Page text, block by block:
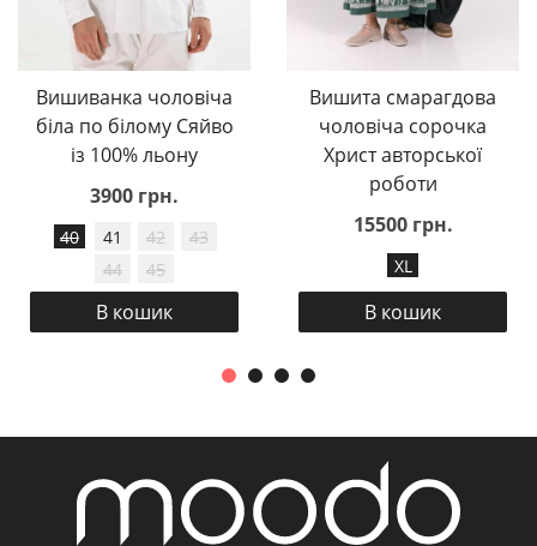
Вишиванка чоловіча
біла по білому Сяйво
із 100% льону
3900 грн.
40 41 42
43
44
45
В кошик
Вишита смарагдова
чоловіча сорочка
Христ авторської
роботи
15500 грн.
XL
В кошик